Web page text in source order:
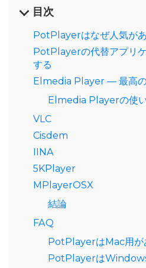
目次
PotPlayerはなぜ人気が
PotPlayerの代替アプリ
する
Elmedia Player — 最高
Elmedia Playerの使
VLC
Cisdem
IINA
5KPlayer
MPlayerOSX
結論
FAQ
PotPlayerはMac用が
PotPlayerはWindows